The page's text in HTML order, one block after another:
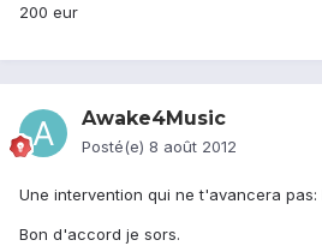
200 eur
Awake4Music
Posté(e) 8 août 2012
Une intervention qui ne t'avancera pas:
Bon d'accord je sors.